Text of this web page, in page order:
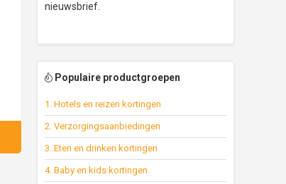
nieuwsbrief.
Populaire productgroepen
1. Hotels en reizen kortingen
2. Verzorgingsaanbiedingen
3. Eten en drinken kortingen
4. Baby en kids kortingen